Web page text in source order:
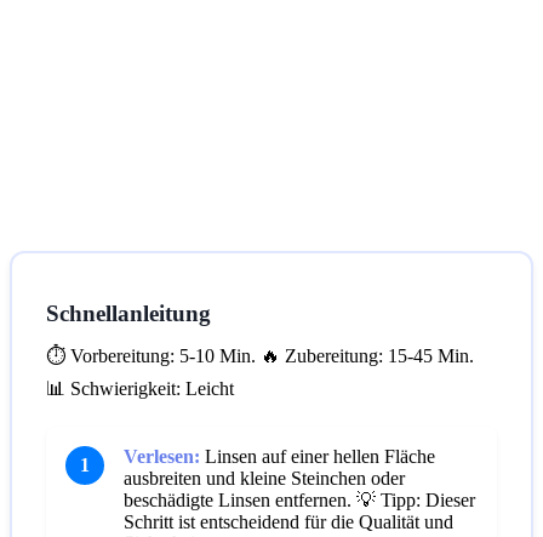
Schnellanleitung
⏱️ Vorbereitung: 5-10 Min. 🔥 Zubereitung: 15-45 Min.
📊 Schwierigkeit: Leicht
1 Verlesen: Linsen auf einer hellen Fläche
ausbreiten und kleine Steinchen oder
beschädigte Linsen entfernen. 💡 Tipp: Dieser
Schritt ist entscheidend für die Qualität und